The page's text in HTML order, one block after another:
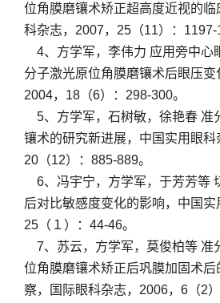
位角膜磨镶术矫正超高度近视的
科杂志，2007，25（11）：1197-
4、方学军，李伟力 应用旁中心
分子激光原位角膜磨镶术后眼压变
2004，18（6）：298-300。
5、方学军，石树敏，徐艳春 准
镶术的研究新进展，中国实用眼科
20（12）：885-889。
6、冯宇宁，方学军，于芳芳等
后对比敏感度变化的影响，中国实
25（１）：44-46。
7、苏云，方学军，莫俊柏等 准
位角膜磨镶术矫正后巩膜加固术
察，国际眼科杂志，2006，6（2）